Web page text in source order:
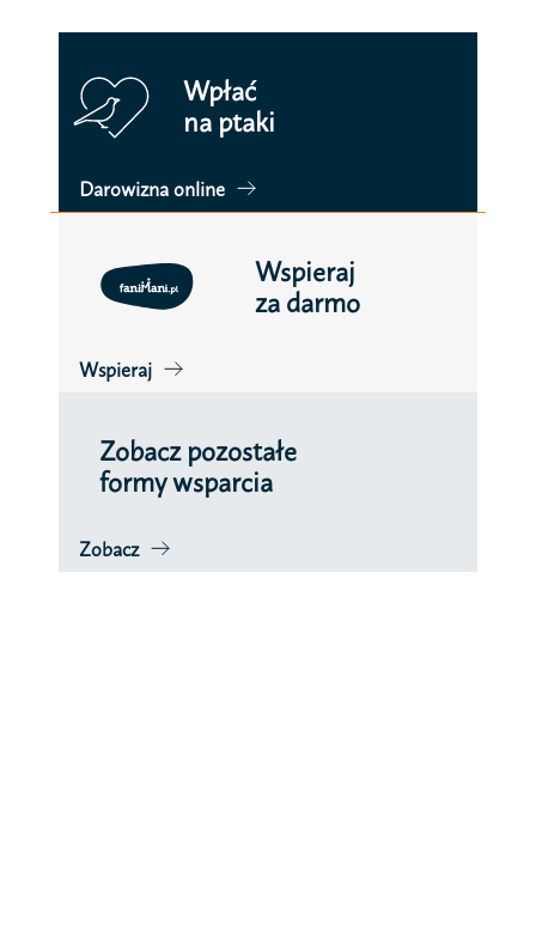
Wpłać
na ptaki
Darowizna online
Wspieraj
za darmo
Wspieraj
Zobacz pozostałe
formy wsparcia
Zobacz